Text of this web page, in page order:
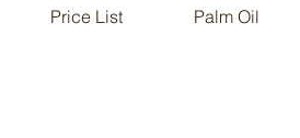
Price List Palm Oil